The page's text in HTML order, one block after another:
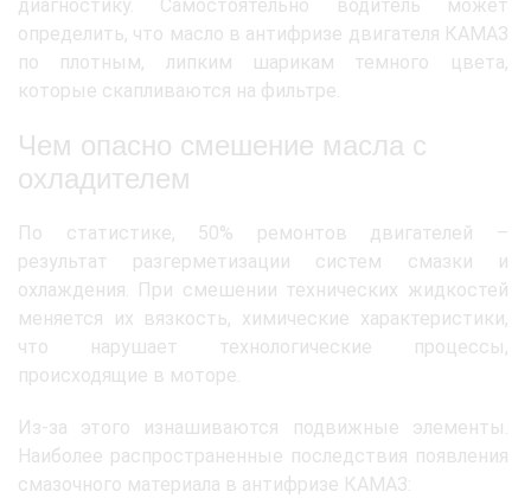
диагностику. Самостоятельно водитель может
определить, что масло в антифризе двигателя КАМАЗ
по плотным, липким шарикам темного цвета,
которые скапливаются на фильтре.
Чем опасно смешение масла с
охладителем
По статистике, 50% ремонтов двигателей –
результат разгерметизации систем смазки и
охлаждения. При смешении технических жидкостей
меняется их вязкость, химические характеристики,
что нарушает технологические процессы,
происходящие в моторе.
Из-за этого изнашиваются подвижные элементы.
Наиболее распространенные последствия появления
смазочного материала в антифризе КАМАЗ: